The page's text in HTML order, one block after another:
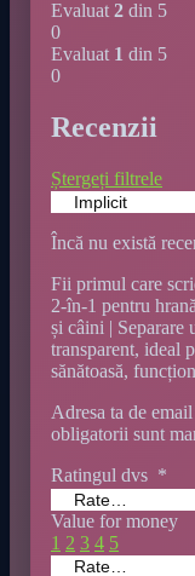
Evaluat 2 din 5
0
Evaluat 1 din 5
0
Recenzii
Ștergeți filtrele
Încă nu există
Fii primul care
2-în-1 pentru
și câini | Separare
transparent, ideal
sănătoasă,
Adresa ta de
obligatorii sunt
Ratingul dvs *
Value for money
1 2 3 4 5